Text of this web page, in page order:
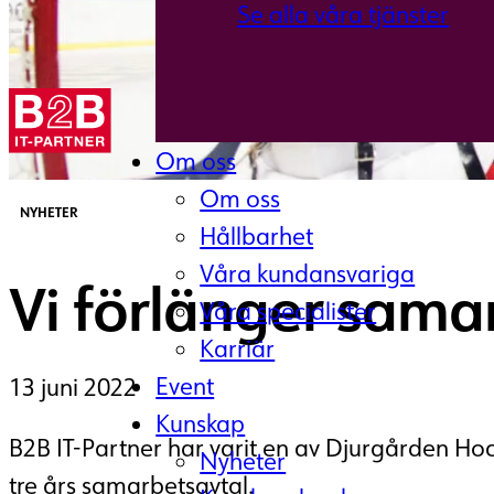
Se alla våra tjänster
Om oss
Om oss
Hållbarhet
Våra kundansvariga
Våra specialister
Karriär
Event
Kunskap
Nyheter
NYHETER
Vi förlänger
13 juni 2022
B2B IT-Partner har varit en av Djurgården
tre års samarbetsavtal.